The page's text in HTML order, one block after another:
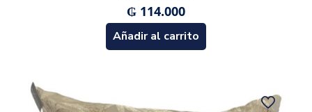
₲ 114.000
Añadir al carrito